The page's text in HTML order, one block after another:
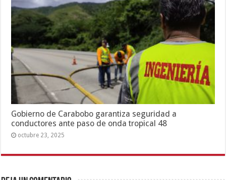
Gobierno de Carabobo garantiza seguridad a
conductores ante paso de onda tropical 48
octubre 23, 2025